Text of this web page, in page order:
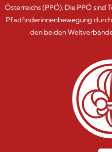
Österreichs (PPÖ). Die PPÖ sind
Pfadfinderinnenbewegung
den beiden